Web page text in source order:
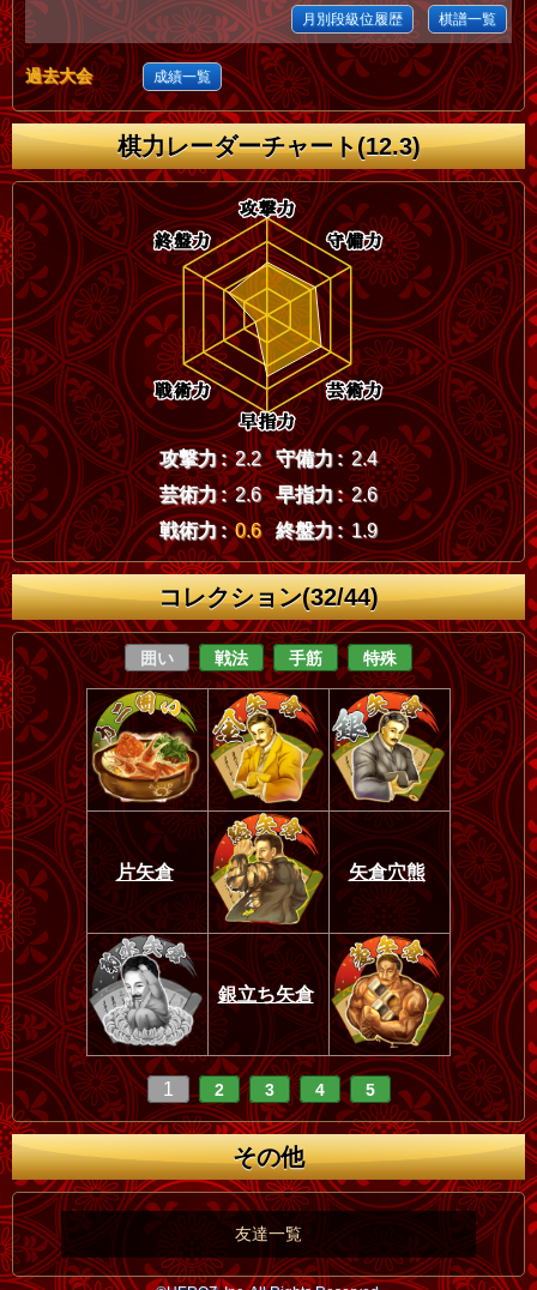
月別段級位履歴 棋譜一覧
過去大会 成績一覧
棋力レーダーチャート(12.3)
攻撃力 : 2.2 守備力 : 2.4
芸術力 : 2.6 早指力 : 2.6
戦術力 : 0.6 終盤力 : 1.9
コレクション(32/44)
囲い 戦法 手筋 特殊
片矢倉 矢倉穴熊
銀立ち矢倉
1 2 3 4 5
その他
友達一覧